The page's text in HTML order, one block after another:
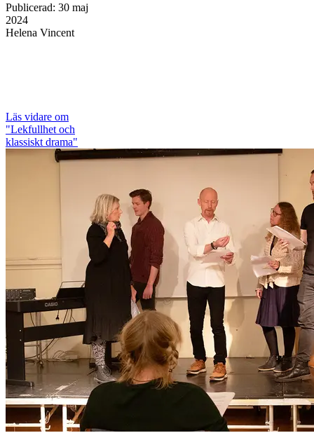
Publicerad: 30 maj
2024
Helena Vincent
Läs vidare om
"Lekfullhet och
klassiskt drama"